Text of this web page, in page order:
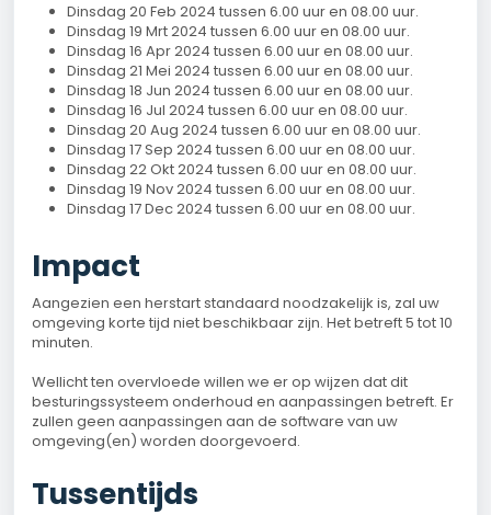
Dinsdag 20 Feb 2024 tussen 6.00 uur en 08.00 uur.
Dinsdag 19 Mrt 2024 tussen 6.00 uur en 08.00 uur.
Dinsdag 16 Apr 2024 tussen 6.00 uur en 08.00 uur.
Dinsdag 21 Mei 2024 tussen 6.00 uur en 08.00 uur.
Dinsdag 18 Jun 2024 tussen 6.00 uur en 08.00 uur.
Dinsdag 16 Jul 2024 tussen 6.00 uur en 08.00 uur.
Dinsdag 20 Aug 2024 tussen 6.00 uur en 08.00 uur.
Dinsdag 17 Sep 2024 tussen 6.00 uur en 08.00 uur.
Dinsdag 22 Okt 2024 tussen 6.00 uur en 08.00 uur.
Dinsdag 19 Nov 2024 tussen 6.00 uur en 08.00 uur.
Dinsdag 17 Dec 2024 tussen 6.00 uur en 08.00 uur.
Impact
Aangezien een herstart standaard noodzakelijk is, zal uw
omgeving korte tijd niet beschikbaar zijn. Het betreft 5 tot 10
minuten.
Wellicht ten overvloede willen we er op wijzen dat dit
besturingssysteem onderhoud en aanpassingen betreft. Er
zullen geen aanpassingen aan de software van uw
omgeving(en) worden doorgevoerd.
Tussentijds